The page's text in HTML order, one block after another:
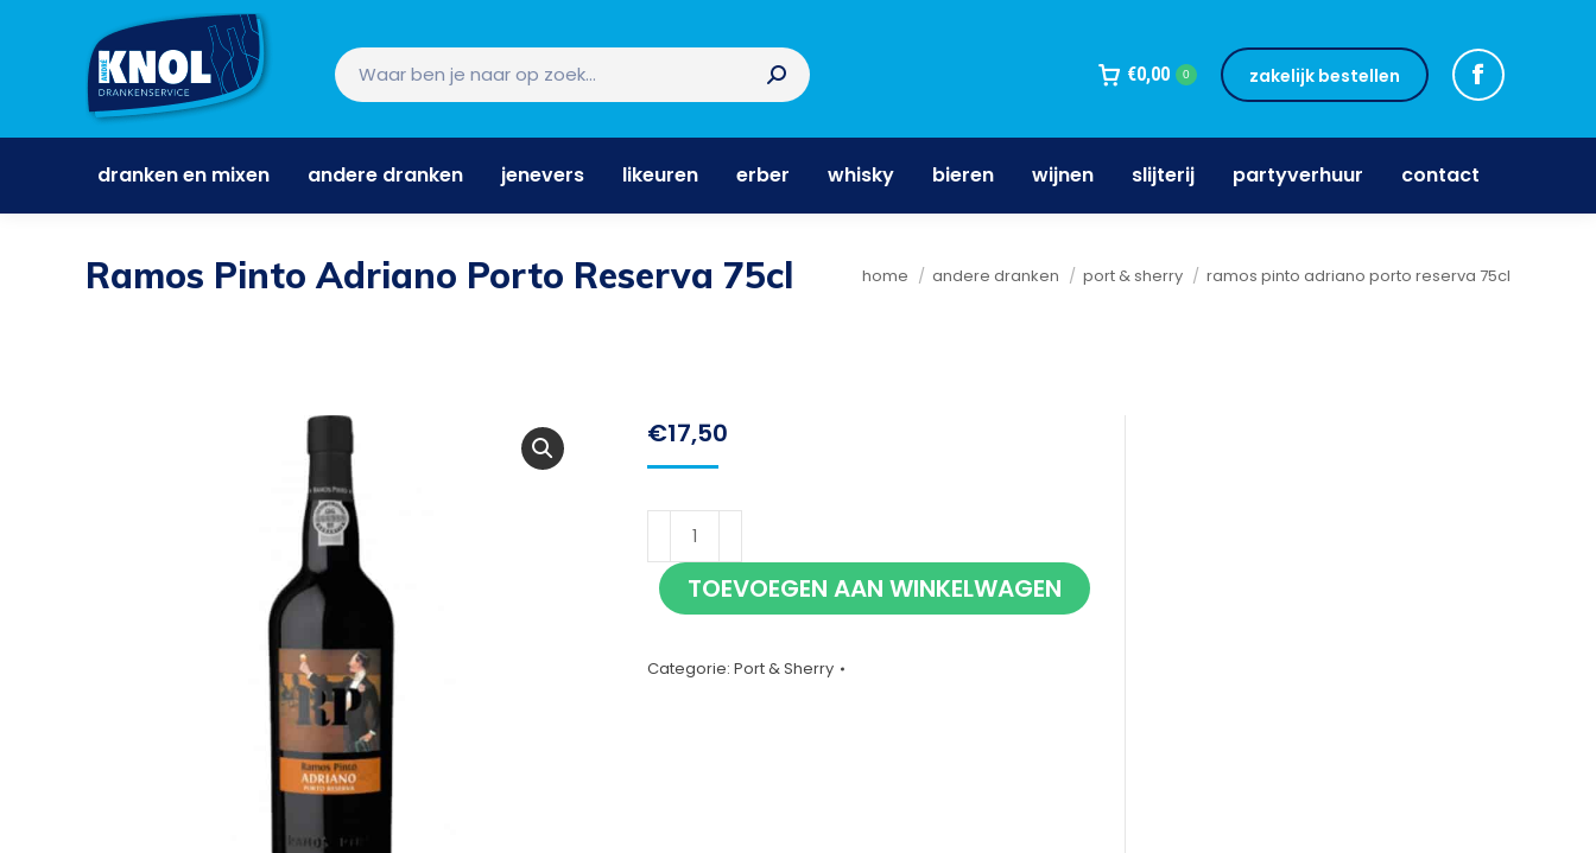
€0,00 0 zakelijk bestellen
dranken en mixen andere dranken jenevers likeuren erber whisky bieren wijnen slijterij partyverhuur contact
Ramos Pinto Adriano Porto Reserva 75cl Je bent hier:
home andere dranken port & sherry ramos pinto adriano porto reserva 75cl
€17,50
Ramos
Pinto
Adriano
Reserva
TOEVOEGEN AAN WINKELWAGEN
Categorie: Port & Sherry
dranken en mixen